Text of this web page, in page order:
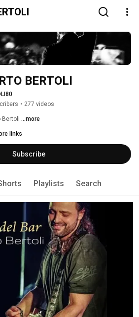
BERTOLI
• 277 videos
Bertoli ...more
links
Subscribe
Playlists Search